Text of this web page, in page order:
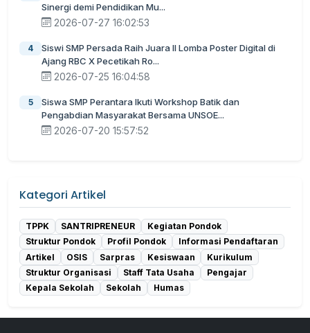
Sinergi demi Pendidikan Mu...
2026-07-27 16:02:53
4
Siswi SMP Persada Raih Juara II Lomba Poster Digital di
Ajang RBC X Pecetikah Ro...
2026-07-25 16:04:58
5
Siswa SMP Perantara Ikuti Workshop Batik dan
Pengabdian Masyarakat Bersama UNSOE...
2026-07-20 15:57:52
Kategori Artikel
TPPK SANTRIPRENEUR
Kegiatan Pondok
Struktur Pondok
Profil Pondok
Informasi Pendaftaran
Artikel
OSIS Sarpras Kesiswaan
Kurikulum
Struktur Organisasi
Staff Tata Usaha
Pengajar
Kepala Sekolah
Sekolah Humas